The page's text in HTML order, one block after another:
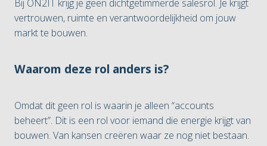
Bij ON2IT krijg je geen dichtgetimmerde salesrol. Je krijgt
vertrouwen, ruimte en verantwoordelijkheid om jouw
markt te bouwen.
Waarom deze rol anders is?
Omdat dit geen rol is waarin je alleen “accounts
beheert”. Dit is een rol voor iemand die energie krijgt van
bouwen. Van kansen creëren waar ze nog niet bestaan.